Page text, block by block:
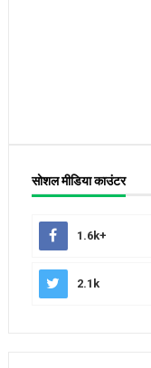
सोशल मीडिया काउंटर
1.6k+
2.1k